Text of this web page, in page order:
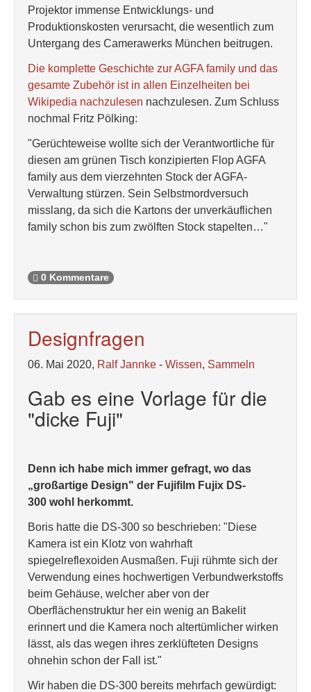
Projektor immense Entwicklungs- und
Produktionskosten verursacht, die wesentlich zum
Untergang des Camerawerks München beitrugen.
Die komplette Geschichte zur AGFA family und das
gesamte Zubehör ist in allen Einzelheiten bei
Wikipedia nachzulesen nachzulesen. Zum Schluss
nochmal Fritz Pölking:
"Gerüchteweise wollte sich der Verantwortliche für
diesen am grünen Tisch konzipierten Flop AGFA
family aus dem vierzehnten Stock der AGFA-
Verwaltung stürzen. Sein Selbstmordversuch
misslang, da sich die Kartons der unverkäuflichen
family schon bis zum zwölften Stock stapelten…"
0 Kommentare
Designfragen
06. Mai 2020, Ralf Jannke - Wissen, Sammeln
Gab es eine Vorlage für die
"dicke Fuji"
Denn ich habe mich immer gefragt, wo das
„großartige Design" der Fujifilm Fujix DS-
300 wohl herkommt.
Boris hatte die DS-300 so beschrieben: "Diese
Kamera ist ein Klotz von wahrhaft
spiegelreflexoiden Ausmaßen. Fuji rühmte sich der
Verwendung eines hochwertigen Verbundwerkstoffs
beim Gehäuse, welcher aber von der
Oberflächenstruktur her ein wenig an Bakelit
erinnert und die Kamera noch altertümlicher wirken
lässt, als das wegen ihres zerklüfteten Designs
ohnehin schon der Fall ist."
Wir haben die DS-300 bereits mehrfach gewürdigt: